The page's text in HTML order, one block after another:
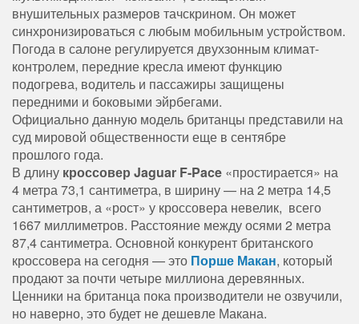
внушительных размеров тачскрином. Он может
синхронизироваться с любым мобильным устройством.
Погода в салоне регулируется двухзонным климат-
контролем, передние кресла имеют функцию
подогрева, водитель и пассажиры защищены
передними и боковыми эйрбегами.
Официально данную модель британцы представили на
суд мировой общественности еще в сентябре
прошлого года.
В длину кроссовер Jaguar F-Pace «простирается» на
4 метра 73,1 сантиметра, в ширину — на 2 метра 14,5
сантиметров, а «рост» у кроссовера невелик, всего
1667 миллиметров. Расстояние между осями 2 метра
87,4 сантиметра. Основной конкурент британского
кроссовера на сегодня — это Порше Макан, который
продают за почти четыре миллиона деревянных.
Ценники на британца пока производители не озвучили,
но наверно, это будет не дешевле Макана.